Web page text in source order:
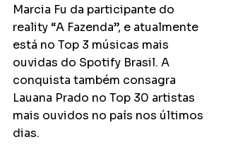
Marcia Fu da participante do
reality “A Fazenda”, e atualmente
está no Top 3 músicas mais
ouvidas do Spotify Brasil. A
conquista também consagra
Lauana Prado no Top 30 artistas
mais ouvidos no país nos últimos
dias.